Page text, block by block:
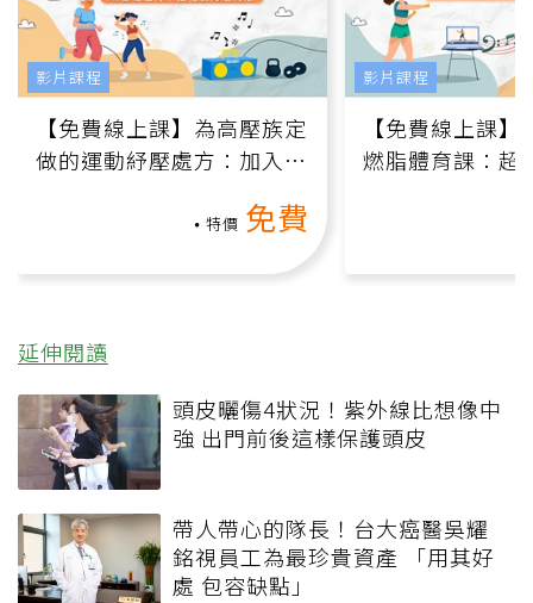
【免費線上課】為高壓族定
做的運動紓壓處方：加入行
特價 免費
影片課程
【免費線上課
燃脂體育課：超
影片課程
延伸閱讀
頭皮曬傷4狀況！紫外線比想像中
強 出門前後這樣保護頭皮
帶人帶心的隊長！台大癌醫吳耀
銘視員工為最珍貴資產 「用其好
處 包容缺點」